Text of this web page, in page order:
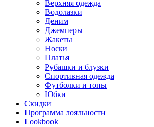
Верхняя одежда
Водолазки
Деним
Джемперы
Жакеты
Носки
Платья
Рубашки и блузки
Спортивная одежда
Футболки и топы
Юбки
Скидки
Программа лояльности
Lookbook